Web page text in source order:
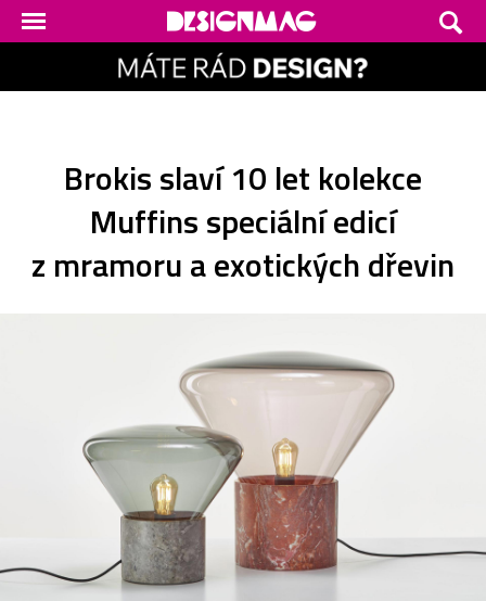
Brokis slaví 10 let kolekce
Muffins speciální edicí
z mramoru a exotických dřevin